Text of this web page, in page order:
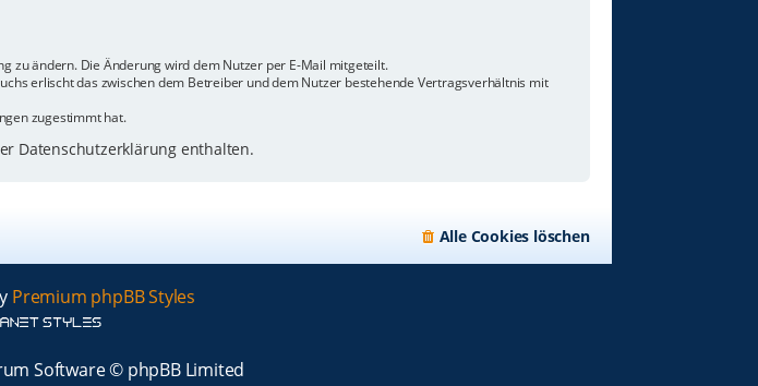
zu ändern. Die Änderung wird dem Nutzer per E-Mail mitgeteilt.
erlischt das zwischen dem Betreiber und dem Nutzer bestehende Vertragsverhältnis mit
zugestimmt hat.
Datenschutzerklärung enthalten.
Alle Cookies löschen
Premium phpBB Styles
Software © phpBB Limited